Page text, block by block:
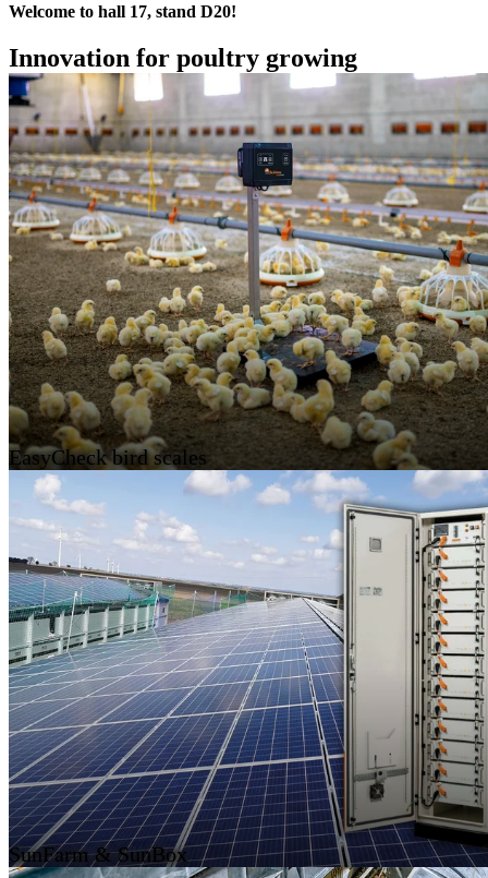
Welcome to hall 17, stand D20!
Innovation for poultry growing
EasyCheck bird scales
SunFarm & SunBox